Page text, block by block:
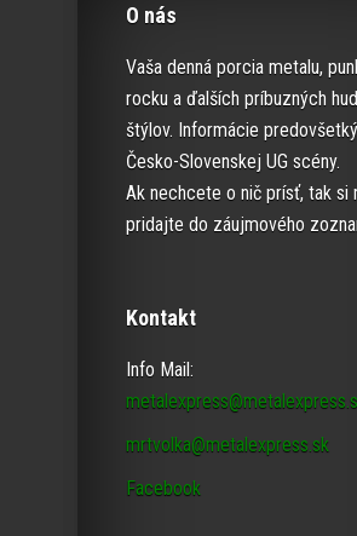
O nás
Vaša denná porcia metalu,
rocku a ďalších príbuzných
štýlov. Informácie
Česko-Slovenskej UG scény.
Ak nechcete o nič prísť, tak si
pridajte do záujmového
Kontakt
Info Mail:
mrtvolka@metalexpress.sk
Facebook